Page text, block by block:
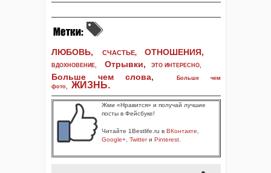
ЛЮБОВЬ, СЧАСТЬЕ, ОТНОШЕНИЯ,
ВДОХНОВЕНИЕ, Отрывки, ЭТО ИНТЕРЕСНО,
Больше чем слова,
Больше чем
фото, ЖИЗНЬ.
Жми «Нравится» и получай лучшие
посты в Фейсбуке!
Читайте 1Bestlife.ru в ВКонтакте
Google+ Twitterи Pinterest